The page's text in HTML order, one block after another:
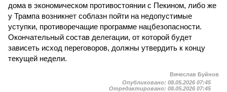
дома в экономическом противостоянии с Пекином, либо же
у Трампа возникнет соблазн пойти на недопустимые
уступки, противоречащие программе нацбезопасности.
Окончательный состав делегации, от которой будет
зависеть исход переговоров, должны утвердить к концу
текущей недели.
Вячеслав Буйнов
Опубликовано: 08.05.2026 07:45
Отредактировано: 08.05.2026 07:45